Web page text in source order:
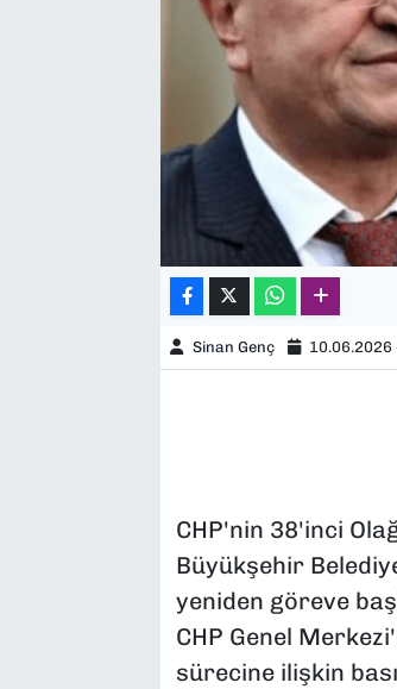
Sinan Genç 10.06.2026
CHP'nin 38'inci
Büyükşehir
yeniden göreve
CHP Genel
sürecine ilişkin
YEREL YÖNETİMLER